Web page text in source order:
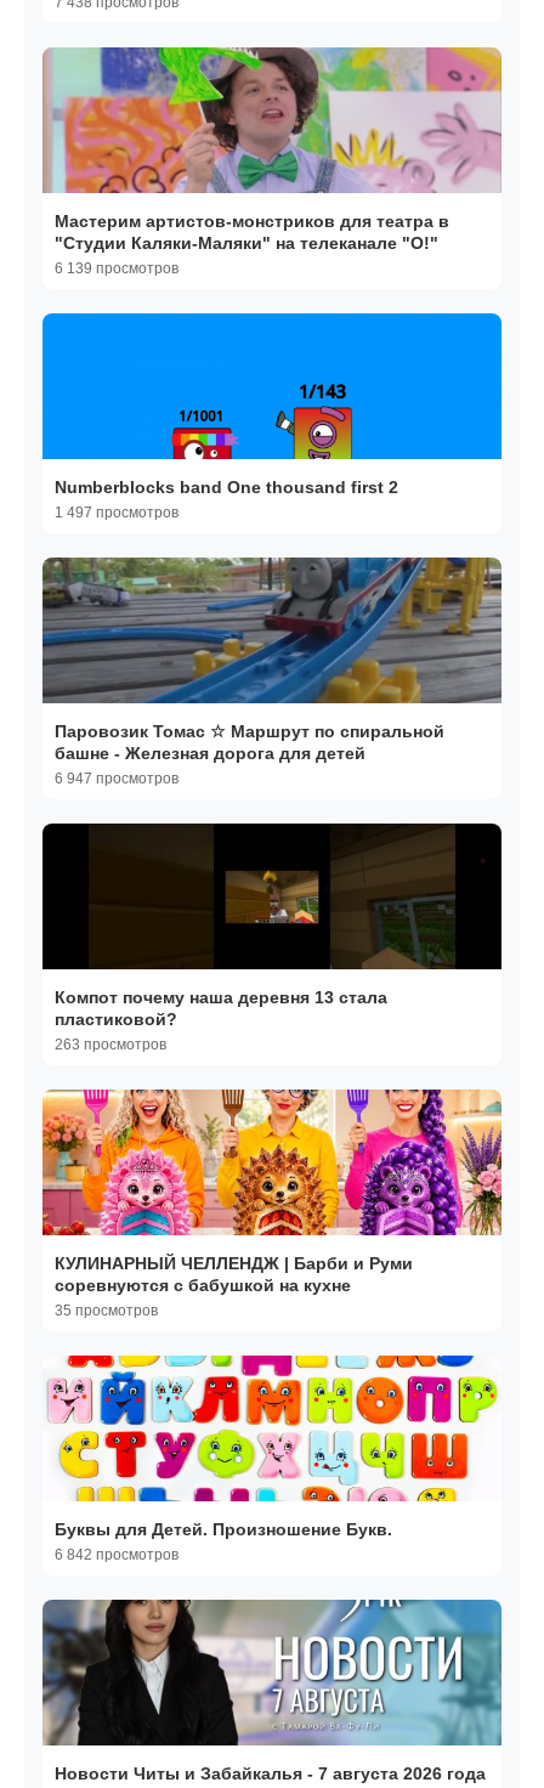
Мастерим артистов-монстриков для театра в
"Студии Каляки-Маляки" на телеканале "О!"
6 139 просмотров
Numberblocks band One thousand first 2
1 497 просмотров
Паровозик Томас ☆ Маршрут по спиральной
башне - Железная дорога для детей
6 947 просмотров
Компот почему наша деревня 13 стала
пластиковой?
263 просмотров
КУЛИНАРНЫЙ ЧЕЛЛЕНДЖ | Барби и Руми
соревнуются с бабушкой на кухне
35 просмотров
Буквы для Детей. Произношение Букв.
6 842 просмотров
Новости Читы и Забайкалья - 7 августа 2026 года